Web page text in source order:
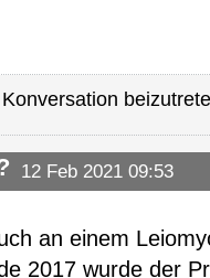
12 Feb 2021 09:53
an einem
2017 wurde der